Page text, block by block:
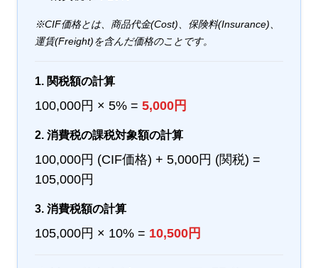
※CIF価格とは、商品代金(Cost)、保険料(Insurance)、
運賃(Freight)を含んだ価格のことです。
1. 関税額の計算
100,000円 × 5% = 5,000円
2. 消費税の課税対象額の計算
100,000円 (CIF価格) + 5,000円 (関税) =
105,000円
3. 消費税額の計算
105,000円 × 10% = 10,500円